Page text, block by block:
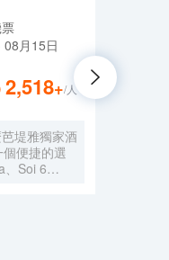
08月15日
2,518+/人
堤雅獨家酒
便捷的選
、Soi 6